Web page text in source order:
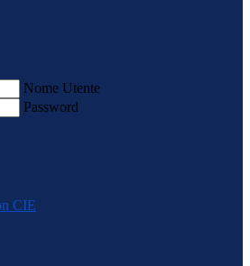
Nome Utente
Password
CIE